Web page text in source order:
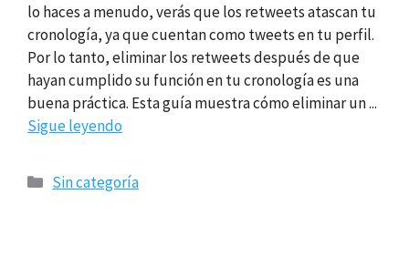
lo haces a menudo, verás que los retweets atascan tu
cronología, ya que cuentan como tweets en tu perfil.
Por lo tanto, eliminar los retweets después de que
hayan cumplido su función en tu cronología es una
buena práctica. Esta guía muestra cómo eliminar un ...
Sigue leyendo
Categorías
Sin categoría